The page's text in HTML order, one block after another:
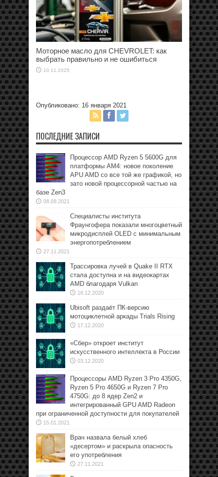
Моторное масло для CHEVROLET: как
выбрать правильно и не ошибиться
10.11.2025
Опубликовано: 16 января 2021
ПОСЛЕДНИЕ ЗАПИСИ
Процессор AMD Ryzen 5 5600G для
платформы АМ4: новое поколение
APU AMD со все той же графикой, но
зато новой процессорной частью на
базе Zen3
08.09.2021
Специалисты института
Фраунгофера показали многоцветный
микродисплей OLED с минимальным
энергопотреблением
27.11.2021
Трассировка лучей в Quake II RTX
стала доступна и на видеокартах
AMD благодаря Vulkan
16.12.2020
Ubisoft раздаёт ПК-версию
мотоциклетной аркады Trials Rising
17.12.2020
«Сбер» откроет институт
искусственного интеллекта в России
03.12.2020
Процессоры AMD Ryzen 3 Pro 4350G,
Ryzen 5 Pro 4650G и Ryzen 7 Pro
4750G: до 8 ядер Zen2 и
интегрированный GPU AMD Radeon
при ограниченной доступности для покупателей
15.01.2021
Врач назвала белый хлеб
«десертом» и раскрыла опасность
его употребления
27.11.2021